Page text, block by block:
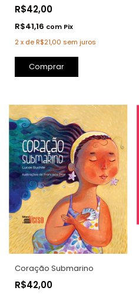
R$42,00
R$41,16 com Pix
2x deR$21,00 sem juros
Comprar
Coração Submarino
R$42,00